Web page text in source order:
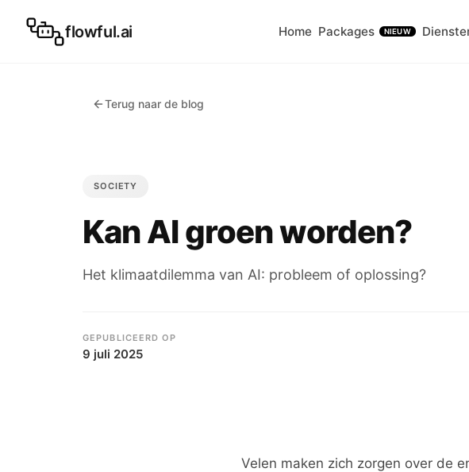
flowful.ai Home Packages NIEUW
Terug naar de blog
SOCIETY
Kan AI groen worden?
Het klimaatdilemma van AI: probleem of oplossing?
GEPUBLICEERD OP
9 juli 2025
Velen maken zich zorgen over de